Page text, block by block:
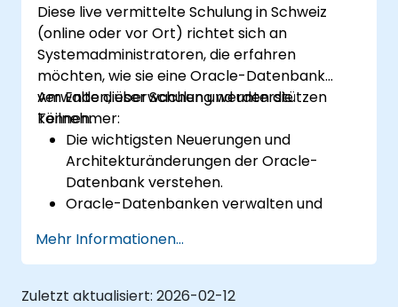
Diese live vermittelte Schulung in Schweiz
(online oder vor Ort) richtet sich an
Systemadministratoren, die erfahren
möchten, wie sie eine Oracle-Datenbank
verwalten, überwachen und unterstützen
können.
Am Ende dieser Schulung werden die
Teilnehmer:
Die wichtigsten Neuerungen und
Architekturänderungen der Oracle-
Datenbank verstehen.
Oracle-Datenbanken verwalten und
Die Leistung der Oracle-Datenbank
optimieren können.
Mehr Informationen...
Zuletzt aktualisiert: 2026-02-12